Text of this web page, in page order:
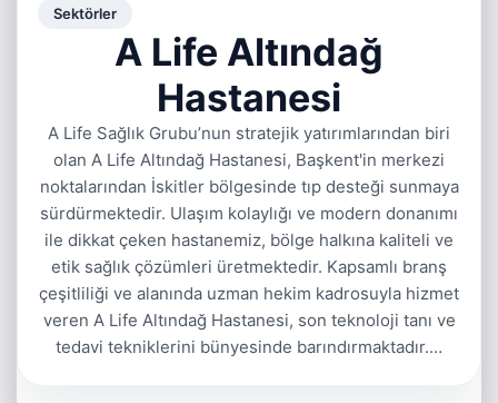
Sektörler
A Life Altındağ
Hastanesi
A Life Sağlık Grubu’nun stratejik yatırımlarından biri
olan A Life Altındağ Hastanesi, Başkent'in merkezi
noktalarından İskitler bölgesinde tıp desteği sunmaya
sürdürmektedir. Ulaşım kolaylığı ve modern donanımı
ile dikkat çeken hastanemiz, bölge halkına kaliteli ve
etik sağlık çözümleri üretmektedir. Kapsamlı branş
çeşitliliği ve alanında uzman hekim kadrosuyla hizmet
veren A Life Altındağ Hastanesi, son teknoloji tanı ve
tedavi tekniklerini bünyesinde barındırmaktadır.…